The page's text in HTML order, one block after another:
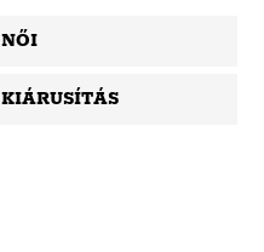
NŐI
KIÁRUSÍTÁS